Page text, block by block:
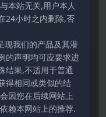
本站无关,用户本人
24小时之内删除,否
现我们的产品及其潜
的声明均可应要求进
结果,不适用于普通
得相同或类似的结
因您在后续网站上
赖本网站上的推荐.